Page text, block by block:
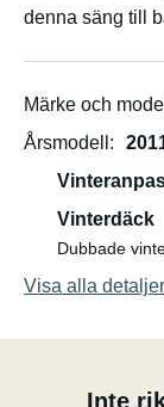
denna säng till
Märke och modell
Årsmodell
Vinterdäck
Dubbade
Visa alla detaljer
Inte